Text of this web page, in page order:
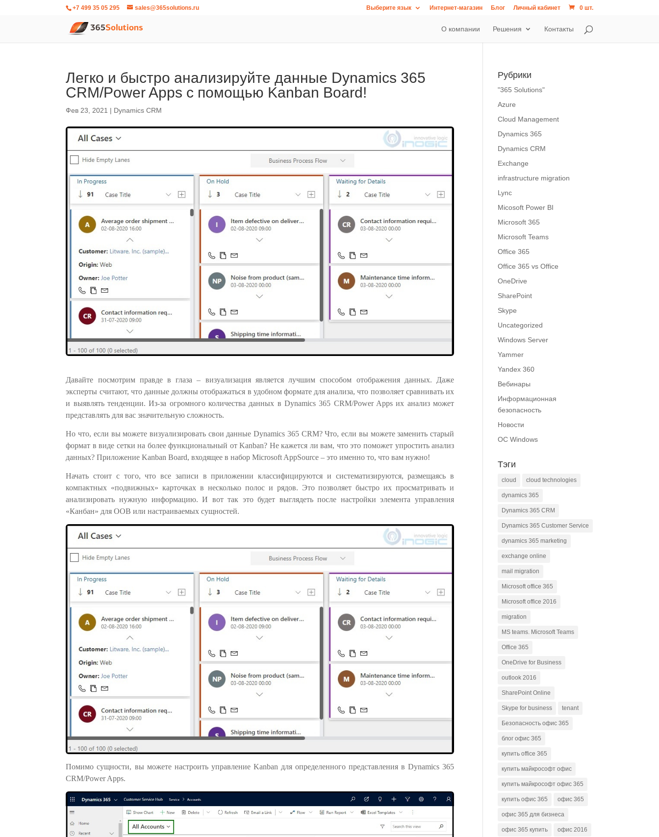
+7 499 35 05 295 sales@365solutions.ru Выберите язык Интернет-магазин Блог Личный кабинет 0 шт.
О компании Решения Контакты
Легко и быстро анализируйте данные Dynamics 365
CRM/Power Apps с помощью Kanban Board!
Фев 23, 2021 | Dynamics CRM
Давайте посмотрим правде в глаза – визуализация является лучшим способом отображения данных. Даже
эксперты считают, что данные должны отображаться в удобном формате для анализа, что позволяет сравнивать их
и выявлять тенденции. Из-за огромного количества данных в Dynamics 365 CRM/Power Apps их анализ может
представлять для вас значительную сложность.
Но что, если вы можете визуализировать свои данные Dynamics 365 CRM? Что, если вы можете заменить старый
формат в виде сетки на более функциональный от Kanban? Не кажется ли вам, что это поможет упростить анализ
данных? Приложение Kanban Board, входящее в набор Microsoft AppSource – это именно то, что вам нужно!
Начать стоит с того, что все записи в приложении классифицируются и систематизируются, размещаясь в
компактных «подвижных» карточках в несколько полос и рядов. Это позволяет быстро их просматривать и
анализировать нужную информацию. И вот так это будет выглядеть после настройки элемента управления
«Канбан» для OOB или настраиваемых сущностей.
Помимо сущности, вы можете настроить управление Kanban для определенного представления в Dynamics 365
CRM/Power Apps.
Рубрики
"365 Solutions"
Azure
Cloud Management
Dynamics 365
Dynamics CRM
Exchange
infrastructure migration
Lync
Micosoft Power BI
Microsoft 365
Microsoft Teams
Office 365
Office 365 vs Office
OneDrive
SharePoint
Skype
Uncategorized
Windows Server
Yammer
Yandex 360
Вебинары
Информационная
безопасность
Новости
ОС Windows
Тэги
cloud cloud technologies
dynamics 365
Dynamics 365 CRM
Dynamics 365 Customer Service
dynamics 365 marketing
exchange online
mail migration
Microsoft office 365
Microsoft office 2016
migration
MS teams. Microsoft Teams
Office 365
OneDrive for Business
outlook 2016
SharePoint Online
Skype for business tenant
Безопасность офис 365
блог офис 365
купить office 365
купить майкрософт офис
купить майкрософт офис 365
купить офис 365 офис 365
офис 365 для бизнеса
офис 365 купить офис 2016